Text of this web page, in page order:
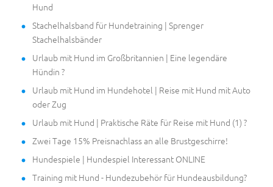
Hund
Stachelhalsband für Hundetraining | Sprenger
Stachelhalsbänder
Urlaub mit Hund im Großbritannien | Eine legendäre
Hündin ?
Urlaub mit Hund im Hundehotel | Reise mit Hund mit Auto
oder Zug
Urlaub mit Hund | Praktische Räte für Reise mit Hund (1) ?
Zwei Tage 15% Preisnachlass an alle Brustgeschirre!
Hundespiele | Hundespiel Interessant ONLINE
Training mit Hund - Hundezubehör für Hundeausbildung?